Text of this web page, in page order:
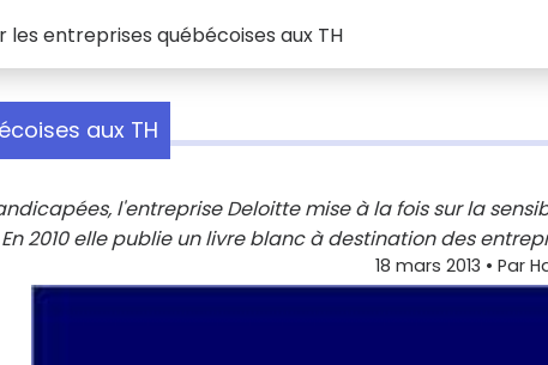
les entreprises québécoises aux TH
aux TH
l'entreprise Deloitte mise à la fois sur la
2010 elle publie un livre blanc à destination des
18 mars 2013 • Par